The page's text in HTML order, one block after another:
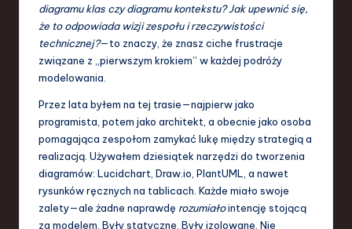
in
S
o
diagramu klas czy diagramu kontekstu? Jak upewnić się,
że to odpowiada wizji zespołu i rzeczywistości
technicznej?—to znaczy, że znasz ciche frustracje
związane z „pierwszym krokiem” w każdej podróży
modelowania.
Przez lata byłem na tej trasie—najpierw jako
programista, potem jako architekt, a obecnie jako osoba
pomagająca zespołom zamykać lukę między strategią a
realizacją. Używałem dziesiątek narzędzi do tworzenia
diagramów: Lucidchart, Draw.io, PlantUML, a nawet
rysunków ręcznych na tablicach. Każde miało swoje
zalety—ale żadne naprawdę rozumiałointencję stojącą
za modelem. Były statyczne. Były izolowane. Nie